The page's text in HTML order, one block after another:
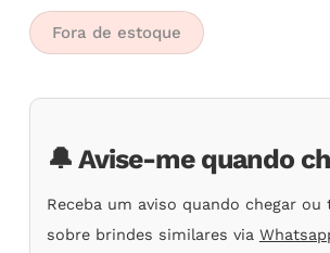
5.00de
5, com
baseado
em
clientes
Fora de estoque
🔔 Avise-me quando
Receba um aviso quando chegar ou
sobre brindes similares via